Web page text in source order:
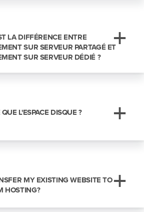
LA DIFFÉRENCE ENTRE
SUR SERVEUR PARTAGÉ ET
SUR SERVEUR DÉDIÉ ?
L'ESPACE DISQUE ?
MY EXISTING WEBSITE TO
HOSTING?